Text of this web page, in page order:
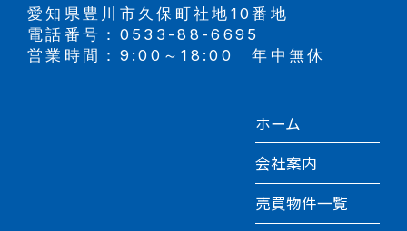
愛知県豊川市久保町社地10番地
電話番号：0533-88-6695
営業時間：9:00～18:00 年中無休
ホーム
会社案内
売買物件一覧